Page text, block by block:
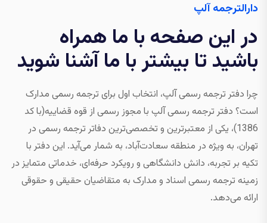
دارالترجمه آلپ
در این صفحه با ما همراه
باشید تا بیشتر با ما آشنا شوید
چرا دفتر ترجمه رسمی آلپ، انتخاب اول برای ترجمه رسمی مدارک
است؟ دفتر ترجمه رسمی آلپ با مجوز رسمی از قوه قضاییه(با کد
1386)، یکی از معتبرترین و تخصصی‌ترین دفاتر ترجمه رسمی در
تهران، به‌ ویژه در منطقه سعادت‌آباد، به شمار می‌آید. این دفتر با
تکیه بر تجربه، دانش دانشگاهی و رویکرد حرفه‌ای، خدماتی متمایز در
زمینه ترجمه رسمی اسناد و مدارک به متقاضیان حقیقی و حقوقی
ارائه می‌دهد.